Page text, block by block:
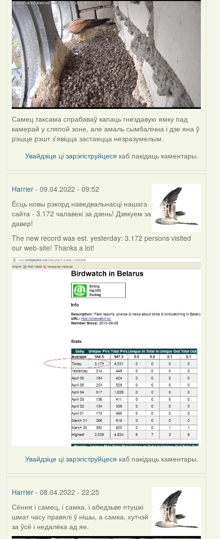
Самец таксама спрабаваў капаць гнездавую ямку пад
камерай у сляпой зоне, але амаль сымбалічна і дзе яна ў
рэшце рэшт з'явіцца застаецца незразумелым.
Увайдзіце цізарэгіструйцеся каб пакідаць каментары.
Harrier- 09.04.2022 - 09:52
Ёсць новы рэкорд наведвальнасці нашага
сайта - 3.172 чалавекі за дзень! Дзякуем за
давер!
The new record was est. yesterday: 3.172 persons visited
our web-site! Thanks a lot!
Увайдзіце цізарэгіструйцеся каб пакідаць каментары.
Harrier- 08.04.2022 - 22:25
Сёння і самец, і самка, і абедзьве птушкі
шмат часу правялі ў нішы, а самка, хутчэй
за ўсё і недалёка ад яе.